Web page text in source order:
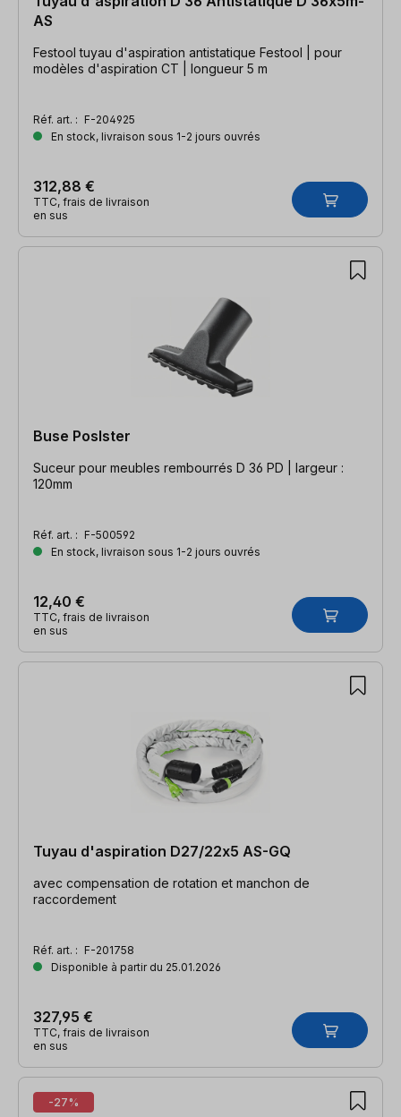
AS
Festool tuyau d'aspiration antistatique Festool | pour
modèles d'aspiration CT | longueur 5 m
Réf. art. : F-204925
En stock, livraison sous 1-2 jours ouvrés
312,88 €
TTC, frais de livraison
en sus
Buse Poslster
Suceur pour meubles rembourrés D 36 PD | largeur :
120mm
Réf. art. : F-500592
En stock, livraison sous 1-2 jours ouvrés
12,40 €
TTC, frais de livraison
en sus
Tuyau d'aspiration D27/22x5 AS-GQ
avec compensation de rotation et manchon de
raccordement
Réf. art. : F-201758
Disponible à partir du 25.01.2026
327,95 €
TTC, frais de livraison
en sus
-27%